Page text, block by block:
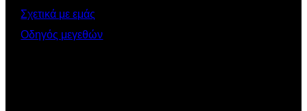
Σχετικά με εμάς
Οδηγός μεγεθών